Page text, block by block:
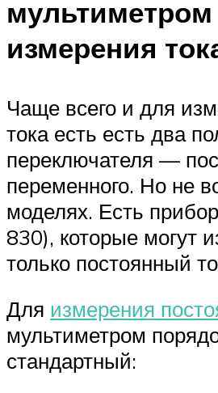
измерения
Чаще всего и для
тока есть есть два
переключателя —
переменного. Но не
моделях. Есть
830), которые могут
только постоянный
Для измерения
мультиметром
стандартный: